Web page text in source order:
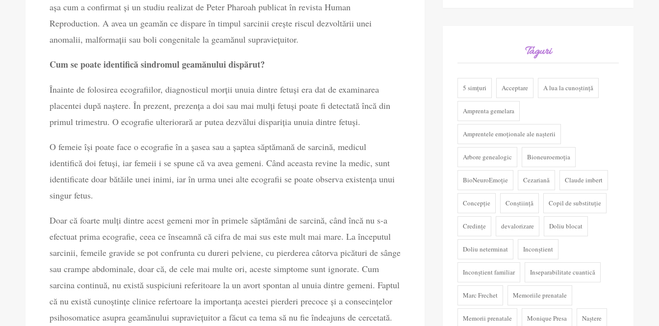
așa cum a confirmat și un studiu realizat de Peter Pharoah publicat în revista Human
Reproduction. A avea un geamăn ce dispare în timpul sarcinii crește riscul dezvoltării unei
anomalii, malformații sau boli congenitale la geamănul supraviețuitor.
Cum se poate identifică sindromul geamănului dispărut?
Înainte de folosirea ecografiilor, diagnosticul morții unuia dintre fetuși era dat de examinarea
placentei după naștere. În prezent, prezența a doi sau mai mulți fetuși poate fi detectată încă din
primul trimestru. O ecografie ulteriorară ar putea dezvălui dispariția unuia dintre fetuși.
O femeie își poate face o ecografie în a șasea sau a șaptea săptămană de sarcină, medicul
identifică doi fetuși, iar femeii i se spune că va avea gemeni. Când aceasta revine la medic, sunt
identificate doar bătăile unei inimi, iar în urma unei alte ecografii se poate observa existența unui
singur fetus.
Doar că foarte mulți dintre acest gemeni mor în primele săptămâni de sarcină, când încă nu s-a
efectuat prima ecografie, ceea ce înseamnă că cifra de mai sus este mult mai mare. La începutul
sarcinii, femeile gravide se pot confrunta cu dureri pelviene, cu pierderea câtorva picături de sânge
sau crampe abdominale, doar că, de cele mai multe ori, aceste simptome sunt ignorate. Cum
sarcina continuă, nu există suspiciuni referitoare la un avort spontan al unuia dintre gemeni. Faptul
că nu există cunoștințe clinice refertoare la importanța acestei pierderi precoce și a consecințelor
psihosomatice asupra geamănului supraviețuitor a făcut ca tema să nu fie îndeajuns de cercetată.
Taguri
5 simțuri Acceptare A lua la cunoștință
Amprenta gemelara
Amprentele emoționale ale nașterii
Arbore genealogic Bioneuroemoția
BioNeuroEmoție Cezariană Claude imbert
Concepție Conștiință Copil de substituție
Credințe devalorizare Doliu blocat
Doliu neterminat Inconștient
Inconștient familiar Inseparabilitate cuantică
Marc Frechet Memoriile prenatale
Memorii prenatale Monique Presa Naștere